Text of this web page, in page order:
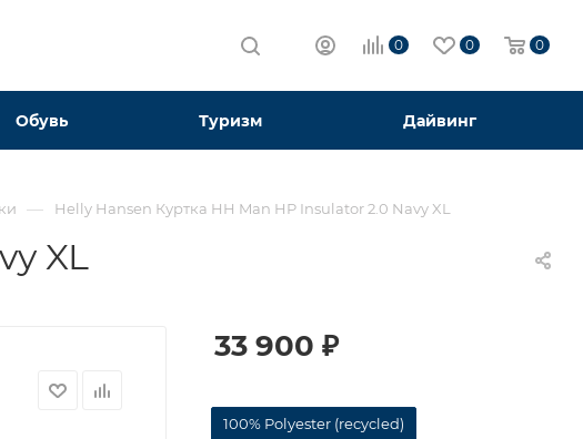
0 0 0
Обувь Туризм Дайвинг
— Helly Hansen Куртка HH Man HP Insulator 2.0 Navy XL
XL
33 900 ₽
100% Polyester (recycled)